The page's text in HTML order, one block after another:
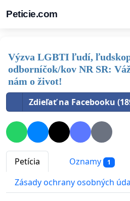
Peticie.com
Výzva LGBTI ľudí,
odborníčok/kov NR SR:
nám o život!
Zdieľať na Facebooku
Petícia Oznamy 1
Zásady ochrany osobných